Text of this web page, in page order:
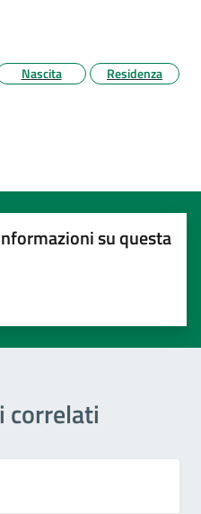
Nascita Residenza
su questa
su 5
5
correlati